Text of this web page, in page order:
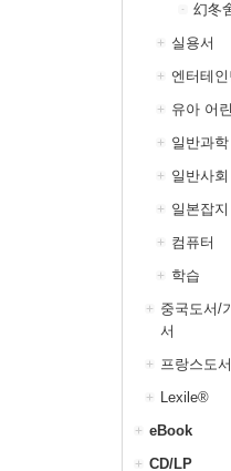
幻冬
실용서
엔터테
유아 어
일반과학
일반사회
일본잡지
컴퓨터
학습
중국도서/
서
프랑스도서
Lexile®
eBook
CD/LP